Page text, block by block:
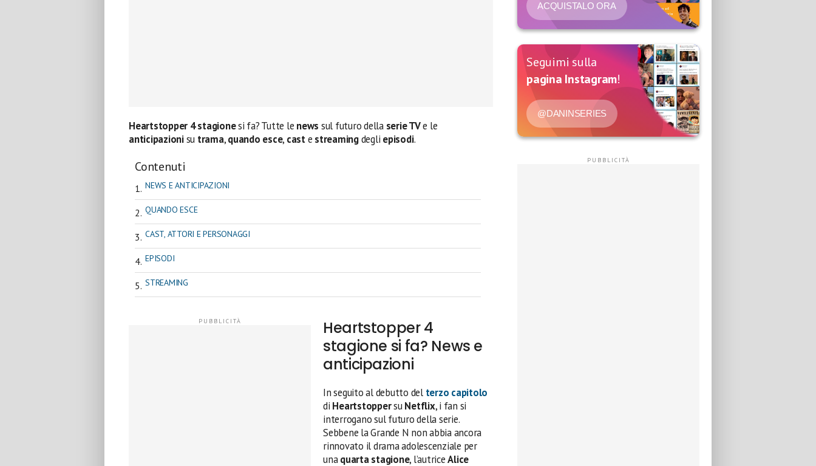
Heartstopper 4 stagionesi fa? Tutte le news sul futuro della serie TVe le
anticipazionisu trama,quando esce, caste streamingdegli episodi.
Contenuti
NEWS E ANTICIPAZIONI
QUANDO ESCE
CAST, ATTORI E PERSONAGGI
EPISODI
STREAMING
Heartstopper 4
stagione si fa? News e
anticipazioni
In seguito al debutto del terzo capitolo
di HeartstoppersuNetflix, i fan si
interrogano sul futuro della serie.
Sebbene la Grande N non abbia ancora
rinnovato il drama adolescenziale per
unaquarta stagione, l’autriceAlice
ACQUISTALO ORA
Seguimi sulla
pagina Instagram!
@DANINSERIES